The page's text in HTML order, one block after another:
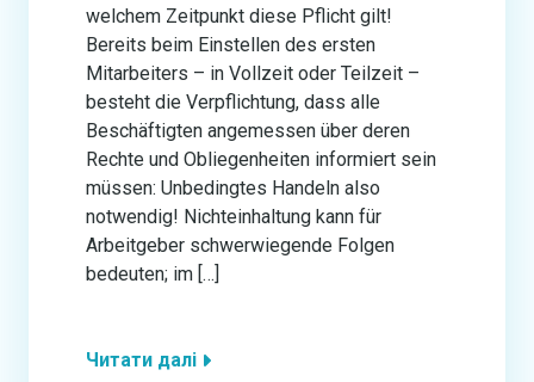
welchem Zeitpunkt diese Pflicht gilt!
Bereits beim Einstellen des ersten
Mitarbeiters – in Vollzeit oder Teilzeit –
besteht die Verpflichtung, dass alle
Beschäftigten angemessen über deren
Rechte und Obliegenheiten informiert sein
müssen: Unbedingtes Handeln also
notwendig! Nichteinhaltung kann für
Arbeitgeber schwerwiegende Folgen
bedeuten; im […]
Читати далі